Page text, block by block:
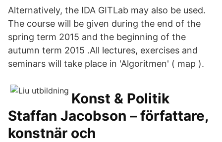
Alternatively, the IDA GITLab may also be used.
The course will be given during the end of the
spring term 2015 and the beginning of the
autumn term 2015 .All lectures, exercises and
seminars will take place in 'Algoritmen' ( map ).
Konst & Politik
Staffan Jacobson – författare,
konstnär och